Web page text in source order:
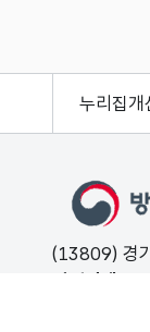
누리집개
(13809) 경